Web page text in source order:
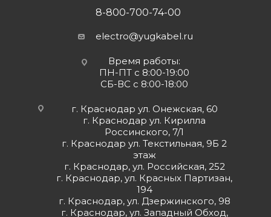
8-800-700-74-00
electro@yugkabel.ru
Время работы:
ПН-ПТ с 8:00-19:00
СБ-ВС с 8:00-18:00
г. Краснодар ул. Онежская, 60
г. Краснодар ул. Кирилла
Россинского, 7/1
г. Краснодар ул. Текстильная, 9Б 2
этаж
г. Краснодар, ул. Российская, 252
г. Краснодар, ул. Красных Партизан,
194
г. Краснодар, ул. Дзержинского, 98
г. Краснодар, ул. Западный Обход,